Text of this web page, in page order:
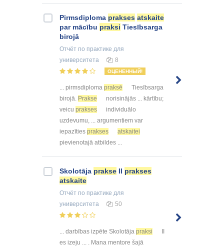
Pirmsdiploma prakses atskaite
par mācību praksi Tiesībsarga
birojā
Отчёт по практике для
университета
8
ОЦЕНЕННЫЙ!
... pirmsdiploma praksē
Tiesībsarga
birojā. Prakse
norisinājās ... kārtību;
veicu prakses
individuālo
uzdevumu, ... argumentiem var
iepazīties prakses
atskaitei
pievienotajā atbildes ...
Skolotāja prakse II prakses
atskaite
Отчёт по практике для
университета
50
... darbības izpēte Skolotāja praksi
II
es izeju ... . Mana mentore šajā